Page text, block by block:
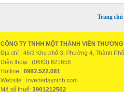
Trang chủ
CÔNG TY TNHH MỘT THÀNH VIÊN
Địa chỉ : 46/3 Khu phố 3, Phường 4, Thành
Điện thoại : (0663) 621658
Hotline : 0982.522.081
Website : invertertayninh.com
Mã số thuế: 3901212502